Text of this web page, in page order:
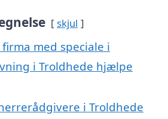
skjul
med speciale i
i Troldhede hjælpe
i Troldhede